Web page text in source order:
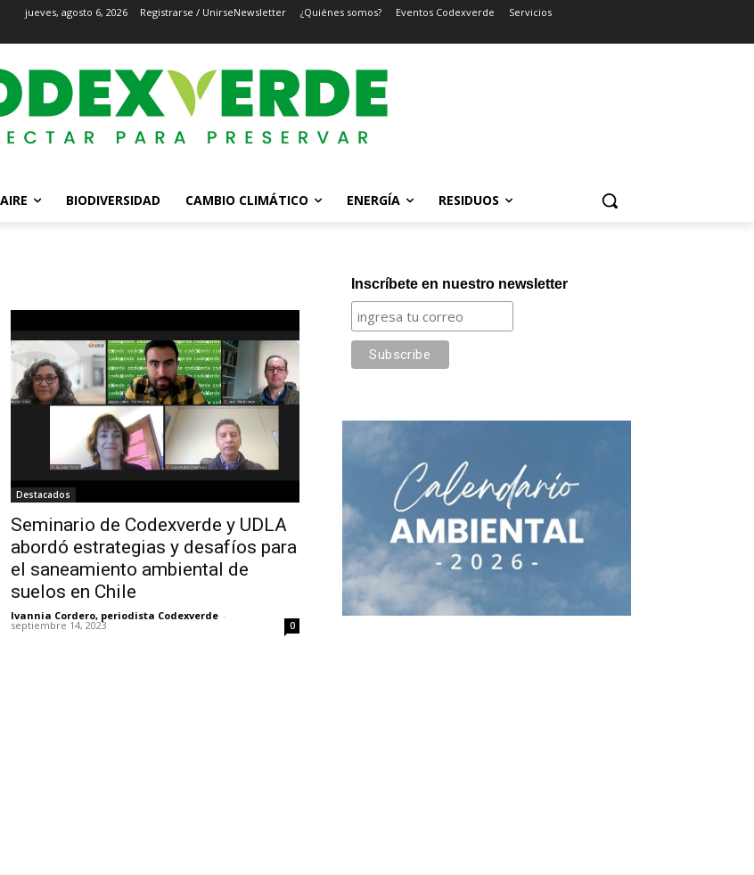
jueves, agosto 6, 2026 Registrarse / UnirseNewsletter ¿Quiénes somos? Eventos Codexverde Servicios
AIRE BIODIVERSIDAD CAMBIO CLIMÁTICO ENERGÍA RESIDUOS
Destacados
Seminario de Codexverde y UDLA
abordó estrategias y desafíos para
el saneamiento ambiental de
suelos en Chile
Ivannia Cordero, periodista Codexverde -
septiembre 14, 2023 0
Inscríbete en nuestro newsletter